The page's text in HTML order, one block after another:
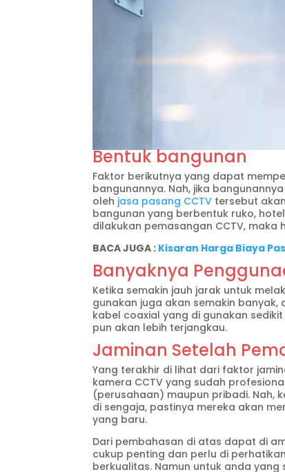
Bentuk bangunan
Faktor berikutnya yang dapat
bangunannya. Nah, jika
oleh jasa pasang CCTV tersebut
bangunan yang berbentuk ruko,
dilakukan pemasangan CCTV, maka
BACA JUGA : Kisaran Harga Biaya
Banyaknya
Ketika semakin jauh jarak untuk
gunakan juga akan semakin
kabel coaxial yang di gunakan
pun akan lebih terjangkau.
Jaminan Setelah
Yang terakhir di lihat dari faktor
kamera CCTV yang sudah
(perusahaan) maupun pribadi. Nah,
di sengaja, pastinya mereka akan
yang baru.
Dari pembahasan di atas dapat di
cukup penting dan perlu di
berkualitas. Namun untuk anda